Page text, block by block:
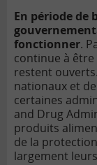
En période de
fonctionner.
continue à
restent
nationaux et
certaines
and Drug
produits
de la
largement